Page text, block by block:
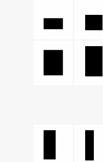
▃
▄